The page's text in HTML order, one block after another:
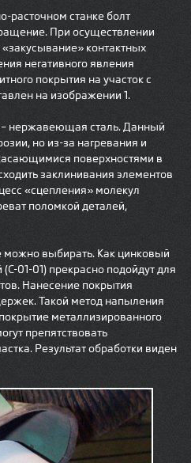
расточном станке болт
При осуществлении
контактных
негативного явления
покрытия на участок с
на изображении 1.
нержавеющая сталь. Данный
но из-за нагревания и
поверхностями в
заклинивания элементов
«сцепления» молекул
поломкой деталей,
выбирать. Как цинковый
01-01) прекрасно подойдут для
Нанесение покрытия
Такой метод напыления
металлизированного
препятствовать
Результат обработки виден